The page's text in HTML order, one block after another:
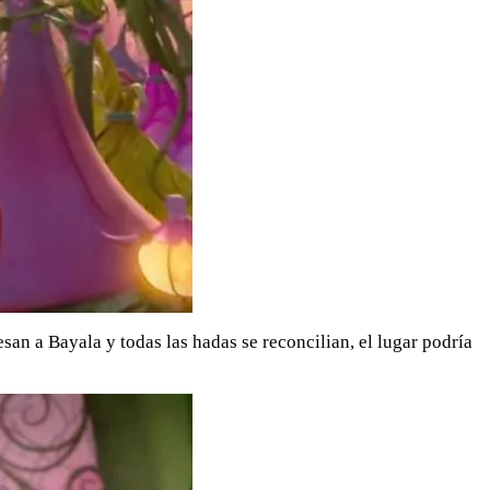
a Bayala y todas las hadas se reconcilian, el lugar podría